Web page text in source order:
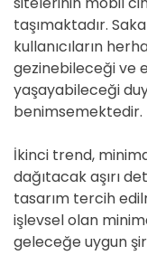
taşımaktadır.
kullanıcıların
gezinebileceği ve
yaşayabileceği
benimsemektedir.
İkinci trend,
dağıtacak aşırı
tasarım tercih
işlevsel olan
geleceğe uygun